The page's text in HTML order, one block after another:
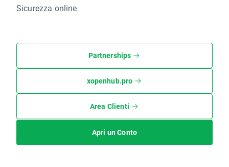
Sicurezza online
Partnerships
xopenhub.pro
Area Clienti
Apri un Conto